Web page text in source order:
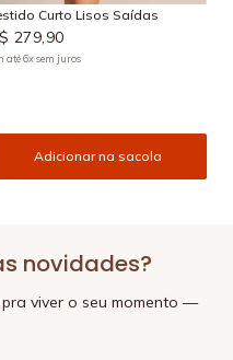
Curto Lisos Saídas
279,90
até6xsem juros
Adicionar na sacola
novidades?
viver o seu momento —